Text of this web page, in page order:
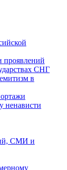
проявлений
СНГ
в
ненависти
СМИ и